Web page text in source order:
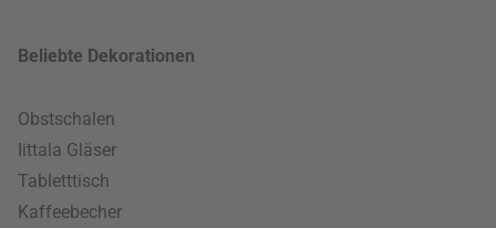
Beliebte Dekorationen
Obstschalen
Iittala Gläser
Tabletttisch
Kaffeebecher